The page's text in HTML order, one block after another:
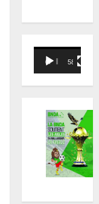
Lecteur
vidéo
00:00 58:18